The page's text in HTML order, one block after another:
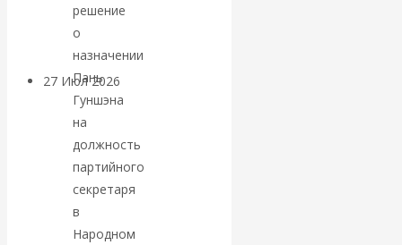
вчера и сегодня
27 Июл 2026
валютная система
Валентин
КАтасонов.
решение
о
назначении
Пань
Гуншэна
на
должность
партийного
секретаря
в
Народном